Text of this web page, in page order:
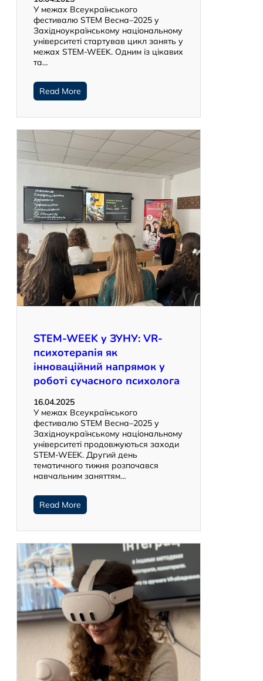
У межах Всеукраїнського
фестивалю STEM Весна–2025 у
Західноукраїнському національному
університеті стартував цикл занять у
межах STEM-WEEK. Одним із цікавих
та…
Read More
STEM-WEEK у ЗУНУ: VR-
психотерапія як
інноваційний напрямок у
роботі сучасного психолога
16.04.2025
У межах Всеукраїнського
фестивалю STEM Весна–2025 у
Західноукраїнському національному
університеті продовжуються заходи
STEM-WEEK. Другий день
тематичного тижня розпочався
навчальним заняттям…
Read More